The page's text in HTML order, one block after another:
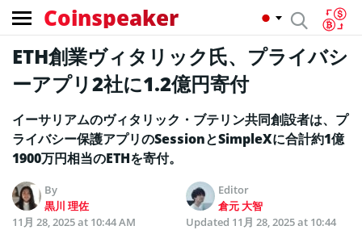
Coinspeaker
ETH創業ヴィタリック氏、プライバシ
ーアプリ2社に1.2億円寄付
イーサリアムのヴィタリック・ブテリン共同創設者は、プ
ライバシー保護アプリのSessionとSimpleXに合計約1億
1900万円相当のETHを寄付。
By
黒川 理佐
Editor
倉元 大智
11月 28, 2025 at 10:44 AM
Updated 11月 28, 2025 at 10:44